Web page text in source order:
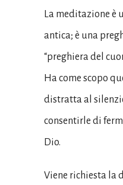
La meditazione è
antica; è una
“preghiera del
Ha come scopo
distratta al
consentirle di
Dio.
Viene richiesta la